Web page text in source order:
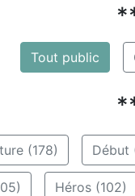
Tout public
(178) Début
Héros (102)